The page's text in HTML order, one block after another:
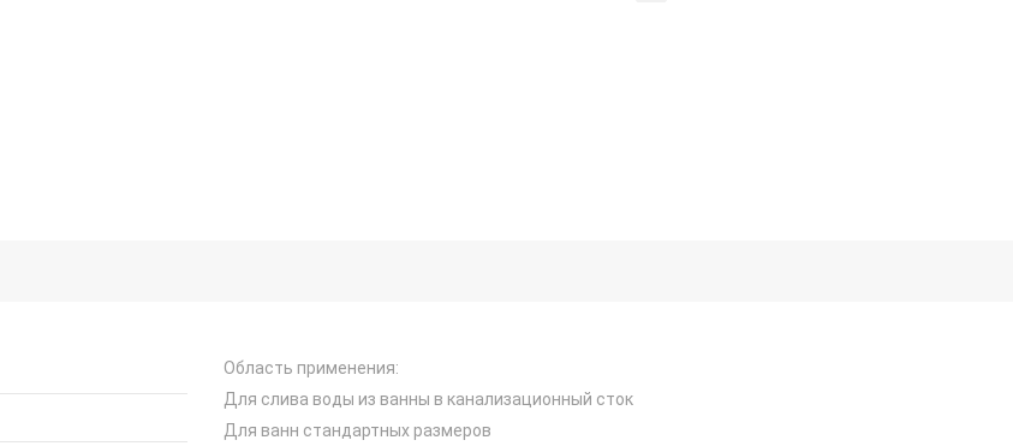
Область применения:
Для слива воды из ванны в канализационный сток
Для ванн стандартных размеров